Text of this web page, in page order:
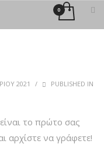
2021 /
PUBLISHED IN
το πρώτο σας
αρχίστε να γράφετε!